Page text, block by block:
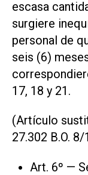
escasa
surgiere
personal de
seis (6)
17, 18 y 21.
(Artículo
27.302 B.O.
Art. 6º —